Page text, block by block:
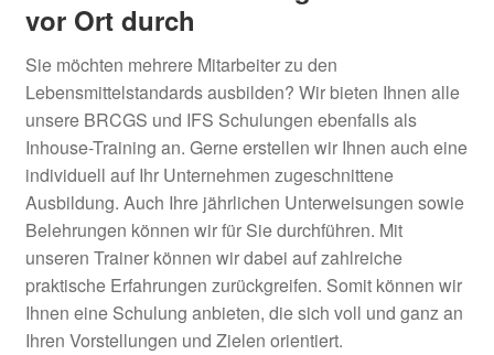
Managementsystem betreuen
In dieser Ausbildung lernen Sie alle Aufgaben als
Beauftragter für Lebensmittelsicherheit und -qualität
zur erfolgreichen Betreuung sowie
Weiterentwicklung eines QM-Systems nach IFS /
BRCGS, FSSC 22000 und ISO 22000 in
Lebensmittelbetrieben kennen und wissen, wie Sie
diese erfüllen.
Alle Infos zurSchulung QMB Lebensmittel
vor Ort durch
Sie möchten mehrere Mitarbeiter zu den
Lebensmittelstandards ausbilden? Wir bieten Ihnen alle
unsere BRCGS und IFS Schulungen ebenfalls als
Inhouse-Training an. Gerne erstellen wir Ihnen auch eine
individuell auf Ihr Unternehmen zugeschnittene
Ausbildung. Auch Ihre jährlichen Unterweisungen sowie
Belehrungen können wir für Sie durchführen. Mit
unseren Trainer können wir dabei auf zahlreiche
praktische Erfahrungen zurückgreifen. Somit können wir
Ihnen eine Schulung anbieten, die sich voll und ganz an
Ihren Vorstellungen und Zielen orientiert.